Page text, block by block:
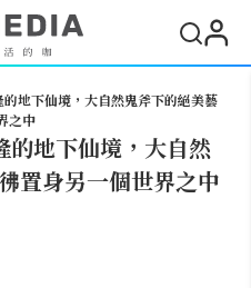
地下仙境，大自然鬼斧下的絕美藝
之中
地下仙境，大自然
置身另一個世界之中